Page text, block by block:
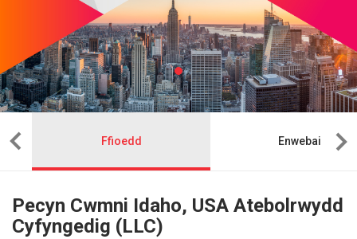
Ffioedd Enwebai
Pecyn Cwmni Idaho, USA Atebolrwydd
Cyfyngedig (LLC)